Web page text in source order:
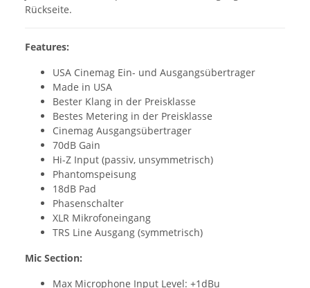
Rückseite.
Features:
USA Cinemag Ein- und Ausgangsübertrager
Made in USA
Bester Klang in der Preisklasse
Bestes Metering in der Preisklasse
Cinemag Ausgangsübertrager
70dB Gain
Hi-Z Input (passiv, unsymmetrisch)
Phantomspeisung
18dB Pad
Phasenschalter
XLR Mikrofoneingang
TRS Line Ausgang (symmetrisch)
Mic Section:
Max Microphone Input Level: +1dBu